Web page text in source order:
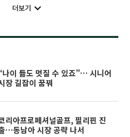
더보기
나이 듦도 멋질 수 있죠”… 시니어
장 길잡이 꿈꿔
리아프로페셔널골프, 필리핀 진
…동남아 시장 공략 나서